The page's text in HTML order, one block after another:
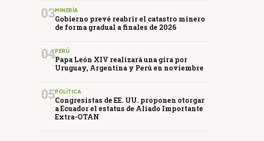
03MINERÍA
Gobierno prevé reabrir el catastro minero
de forma gradual a finales de 2026
04PERÚ
Papa León XIV realizará una gira por
Uruguay, Argentina y Perú en noviembre
05 POLÍTICA
Congresistas de EE. UU. proponen otorgar
a Ecuador el estatus de Aliado Importante
Extra-OTAN